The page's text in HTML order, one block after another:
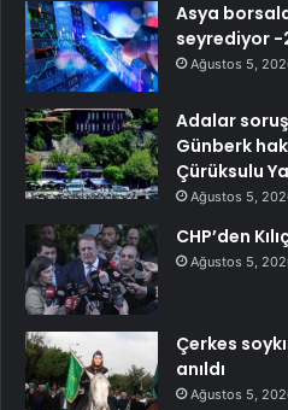
Asya
seyrediyor -
Ağustos 5,
Adalar
Günberk
Çürüksulu
Ağustos 5,
CHP’den
Ağustos 5,
Çerkes
anıldı
Ağustos 5,